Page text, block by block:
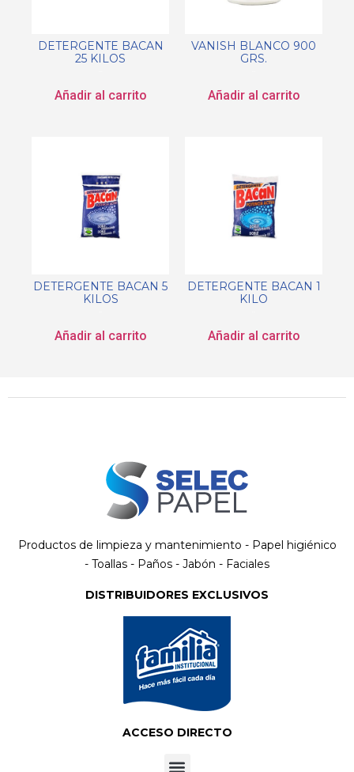
DETERGENTE BACAN
25 KILOS
Añadir al carrito
VANISH BLANCO 900
GRS.
Añadir al carrito
DETERGENTE BACAN 5
KILOS
Añadir al carrito
DETERGENTE BACAN 1
KILO
Añadir al carrito
Productos de limpieza y mantenimiento - Papel higiénico
- Toallas - Paños - Jabón - Faciales
DISTRIBUIDORES EXCLUSIVOS
ACCESO DIRECTO